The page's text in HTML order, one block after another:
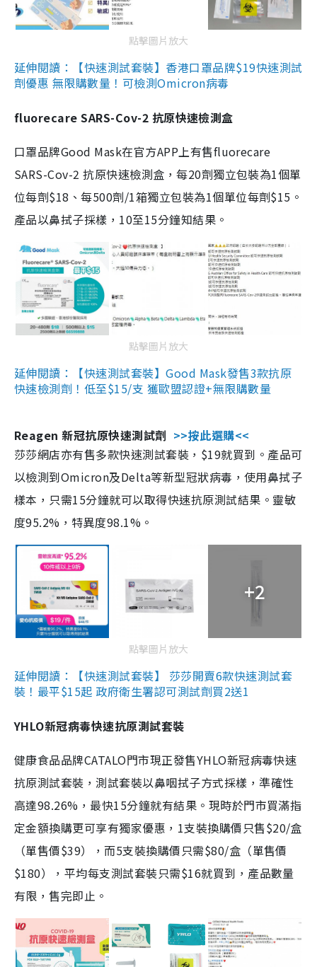
點擊圖片放大
延伸閱讀：【快速測試套裝】香港口罩品牌$19快速測試
劑優惠 無限購數量！可檢測Omicron病毒
fluorecare SARS-Cov-2 抗原快速檢測盒
口罩品牌Good Mask在官方APP上有售fluorecare
SARS-Cov-2 抗原快速檢測盒，每20劑獨立包裝為1個單
位每劑$18、每500劑/1箱獨立包裝為1個單位每劑$15。
產品以鼻拭子採樣，10至15分鐘知結果。
點擊圖片放大
延伸閱讀：【快速測試套裝】Good Mask發售3款抗原
快速檢測劑！低至$15/支 獲歐盟認證+無限購數量
Reagen 新冠抗原快速測試劑 >>按此選購<<
莎莎網店亦有售多款快速測試套裝，$19就買到。產品可
以檢測到Omicron及Delta等新型冠狀病毒，使用鼻拭子
樣本，只需15分鐘就可以取得快速抗原測試結果。靈敏
度95.2%，特異度98.1%。
+2
點擊圖片放大
延伸閱讀：【快速測試套裝】 莎莎開賣6款快速測試套
裝！最平$15起 政府衛生署認可測試劑買2送1
YHLO新冠病毒快速抗原測試套裝
健康食品品牌CATALO門市現正發售YHLO新冠病毒快速
抗原測試套裝，測試套裝以鼻咽拭子方式採樣，準確性
高達98.26%，最快15分鐘就有結果。現時於門市買滿指
定金額換購更可享有獨家優惠，1支裝換購價只售$20/盒
（單售價$39），而5支裝換購價只需$80/盒（單售價
$180），平均每支測試套裝只需$16就買到，產品數量
有限，售完即止。